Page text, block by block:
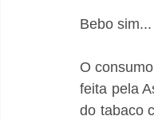
Bebo sim...
O
feita pela
do tabaco